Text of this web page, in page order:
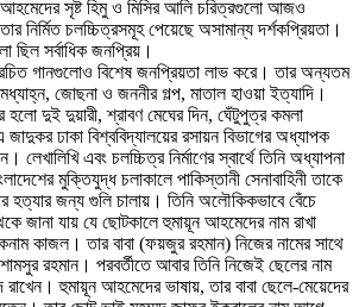
আহমেদের সৃষ্ট হিমু ও মিসির আলি চরিত্রগুলো আজও
নির্মিত চলচ্চিত্রসমূহ পেয়েছে অসামান্য দর্শকপ্রিয়তা।
ছিল সর্বাধিক জনপ্রিয়।
রচিত গানগুলোও বিশেষ জনপ্রিয়তা লাভ করে। তার অন্যতম
জোছনা ও জননীর গল্প, মাতাল হাওয়া ইত্যাদি।
হলো দুই দুয়ারী, শ্রাবণ মেঘের দিন, ঘেঁটুপুত্র কমলা
জাদুকর ঢাকা বিশ্ববিদ্যালয়ের রসায়ন বিভাগের অধ্যাপক
লেখালিখি এবং চলচ্চিত্র নির্মাণের স্বার্থে তিনি অধ্যাপনা
মুক্তিযুদ্ধ চলাকালে পাকিস্তানী সেনাবাহিনী তাকে
হত্যার জন্য গুলি চালায়। তিনি অলৌকিকভাবে বেঁচে
জানা যায় যে ছোটকালে হুমায়ূন আহমেদের নাম রাখা
কাজল। তার বাবা (ফয়জুর রহমান) নিজের নামের সাথে
রহমান। পরবর্তীতে আবার তিনি নিজেই ছেলের নাম
হুমায়ূন আহমেদের ভাষায়, তার বাবা ছেলে-মেয়েদের